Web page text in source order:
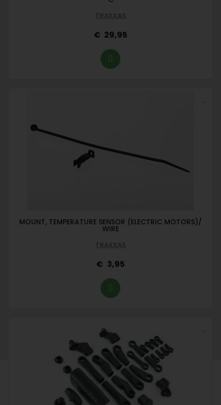
TRAXXAS
29,95
MOUNT, TEMPERATURE SENSOR (ELECTRIC MOTORS)/
WIRE
TRAXXAS
3,95